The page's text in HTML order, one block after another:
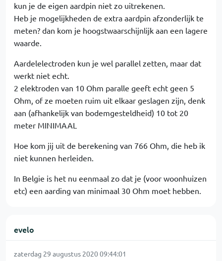
kun je de eigen aardpin niet zo uitrekenen.
Heb je mogelijkheden de extra aardpin afzonderlijk te
meten? dan kom je hoogstwaarschijnlijk aan een lagere
waarde.
Aardelelectroden kun je wel parallel zetten, maar dat
werkt niet echt.
2 elektroden van 10 Ohm paralle geeft echt geen 5
Ohm, of ze moeten ruim uit elkaar geslagen zijn, denk
aan (afhankelijk van bodemgesteldheid) 10 tot 20
meter MINIMAAL
Hoe kom jij uit de berekening van 766 Ohm, die heb ik
niet kunnen herleiden.
In Belgie is het nu eenmaal zo dat je (voor woonhuizen
etc) een aarding van minimaal 30 Ohm moet hebben.
evelo
zaterdag 29 augustus 2020 09:44:01